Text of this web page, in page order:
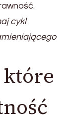
cykl
które